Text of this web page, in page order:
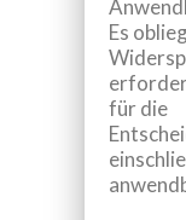
Es
für die